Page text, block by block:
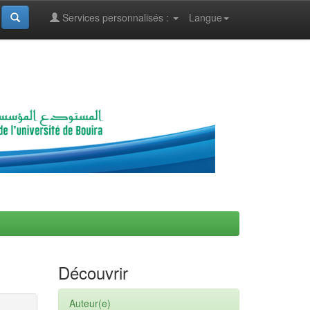
Langue
Services personnalisés :
Découvrir
Auteur(e)